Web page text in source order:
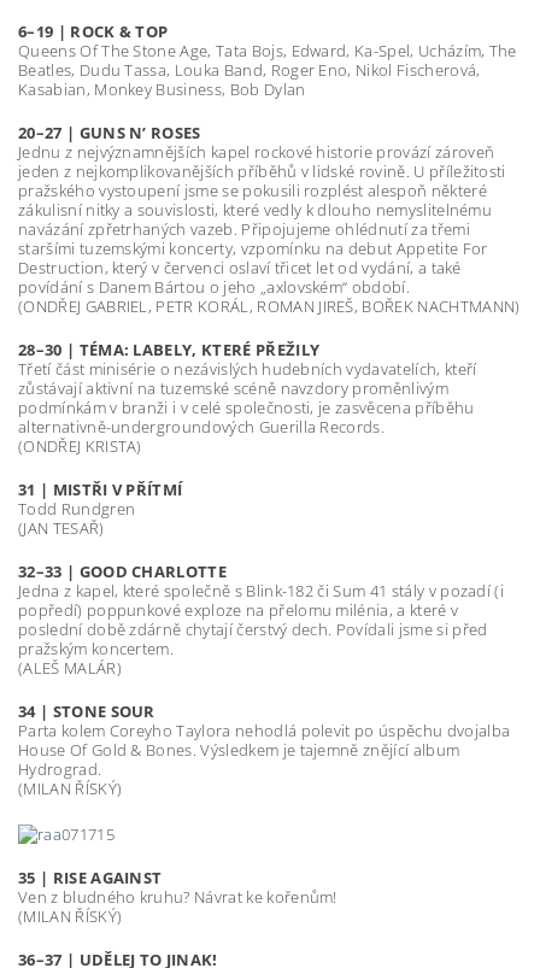
6–19 | ROCK & TOP
Queens Of The Stone Age, Tata Bojs, Edward, Ka-Spel, Ucházím, The
Beatles, Dudu Tassa, Louka Band, Roger Eno, Nikol Fischerová,
Kasabian, Monkey Business, Bob Dylan
20–27 | GUNS N’ ROSES
Jednu z nejvýznamnějších kapel rockové historie provází zároveň
jeden z nejkomplikovanějších příběhů v lidské rovině. U příležitosti
pražského vystoupení jsme se pokusili rozplést alespoň některé
zákulisní nitky a souvislosti, které vedly k dlouho nemyslitelnému
navázání zpřetrhaných vazeb. Připojujeme ohlédnutí za třemi
staršími tuzemskými koncerty, vzpomínku na debut Appetite For
Destruction, který v červenci oslaví třicet let od vydání, a také
povídání s Danem Bártou o jeho „axlovském“ období.
(ONDŘEJ GABRIEL, PETR KORÁL, ROMAN JIREŠ, BOŘEK NACHTMANN)
28–30 | TÉMA: LABELY, KTERÉ PŘEŽILY
Třetí část minisérie o nezávislých hudebních vydavatelích, kteří
zůstávají aktivní na tuzemské scéně navzdory proměnlivým
podmínkám v branži i v celé společnosti, je zasvěcena příběhu
alternativně-undergroundových Guerilla Records.
(ONDŘEJ KRISTA)
31 | MISTŘI V PŘÍTMÍ
Todd Rundgren
(JAN TESAŘ)
32–33 | GOOD CHARLOTTE
Jedna z kapel, které společně s Blink-182 či Sum 41 stály v pozadí (i
popředí) poppunkové exploze na přelomu milénia, a které v
poslední době zdárně chytají čerstvý dech. Povídali jsme si před
pražským koncertem.
(ALEŠ MALÁR)
34 | STONE SOUR
Parta kolem Coreyho Taylora nehodlá polevit po úspěchu dvojalba
House Of Gold & Bones. Výsledkem je tajemně znějící album
Hydrograd.
(MILAN ŘÍSKÝ)
35 | RISE AGAINST
Ven z bludného kruhu? Návrat ke kořenům!
(MILAN ŘÍSKÝ)
36–37 | UDĚLEJ TO JINAK!